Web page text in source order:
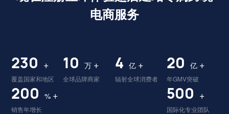
电商服务
230 +
覆盖国家和地区
10 万 +
全球品牌商家
4 亿 +
辐射全球消费者
20 亿 +
年GMV突破
200 % +
销售年增长
500 +
国际化专业团队